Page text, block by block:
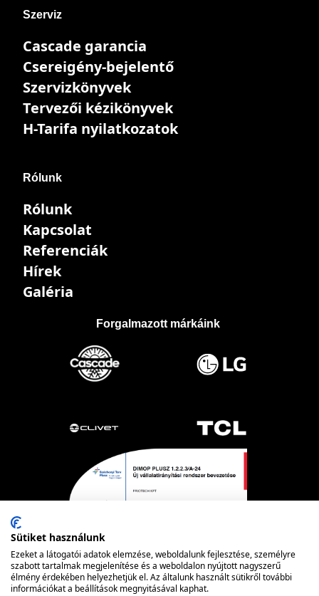
Szerviz
Cascade garancia
Csereigény-bejelentő
Szervizkönyvek
Tervezői kézikönyvek
H-Tarifa nyilatkozatok
Rólunk
Rólunk
Kapcsolat
Referenciák
Hírek
Galéria
Forgalmazott márkáink
Sütiket használunk
Ezeket a látogatói adatok elemzése, weboldalunk fejlesztése, személyre
szabott tartalmak megjelenítése és a weboldalon nyújtott nagyszerű
élmény érdekében helyezhetjük el. Az általunk használt sütikről további
információkat a beállítások megnyitásával kaphat.